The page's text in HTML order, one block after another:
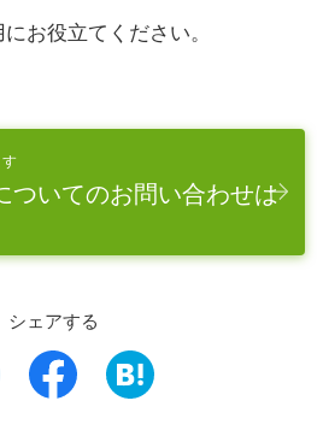
お役立てください。
ついてのお問い合わせは
シェアする